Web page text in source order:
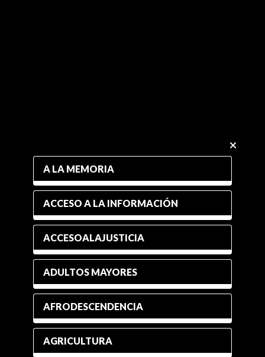
A LA MEMORIA
ACCESO A LA INFORMACIÓN
ACCESOALAJUSTICIA
ADULTOS MAYORES
AFRODESCENDENCIA
AGRICULTURA